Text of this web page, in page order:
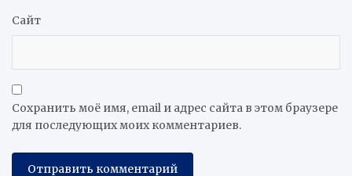
Сайт
Сохранить моё имя, email и адрес сайта в этом браузере
для последующих моих комментариев.